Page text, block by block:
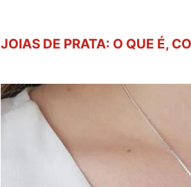
JOIAS DE PRATA: O QUE É,